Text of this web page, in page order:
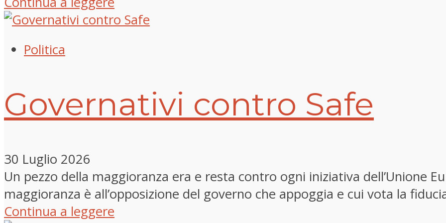
Politica
Governativi contro Safe
30 Luglio 2026
Un pezzo della maggioranza era e resta contro ogni iniziativa dell’Unione
maggioranza è all’opposizione del governo che appoggia e cui vota la
Continua a leggere